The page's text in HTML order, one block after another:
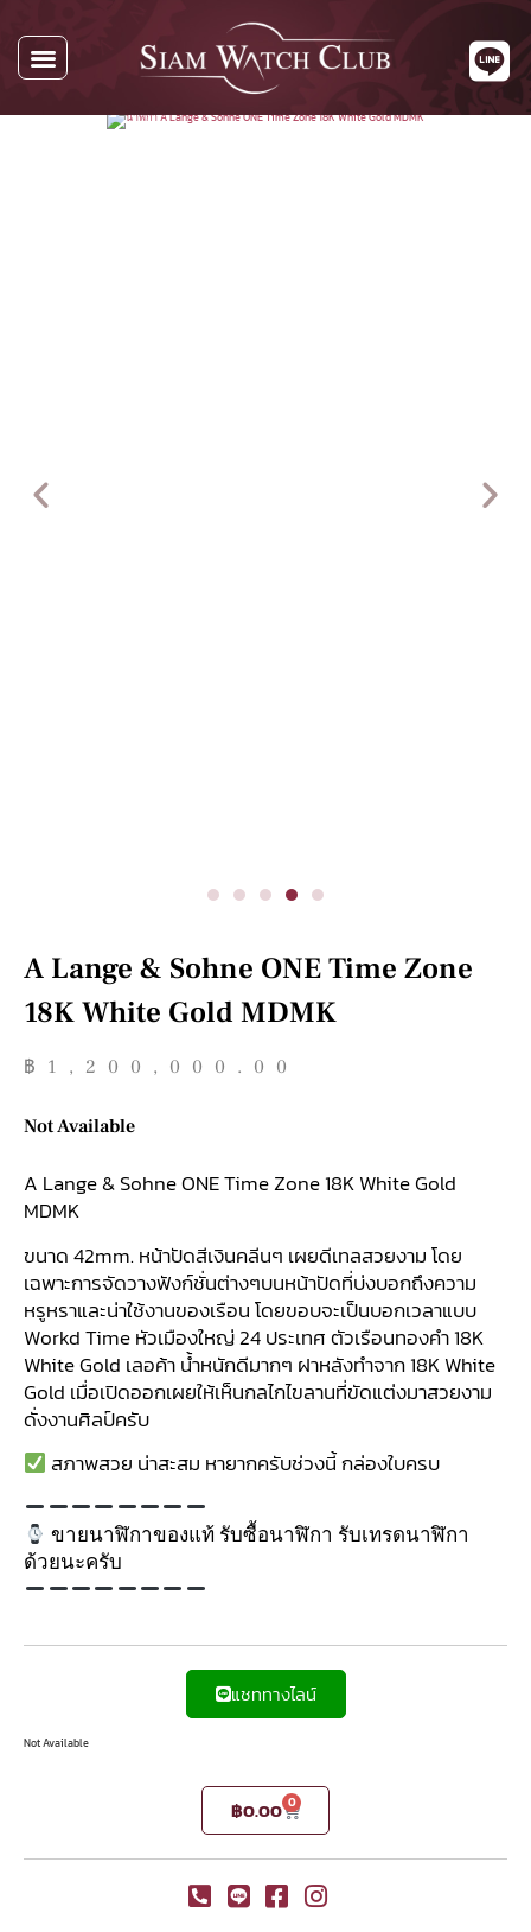
A Lange & Sohne ONE Time Zone
18K White Gold MDMK
฿ 1,200,000.00
Not Available
A Lange & Sohne ONE Time Zone 18K White Gold
MDMK
ขนาด 42mm. หน้าปัดสีเงินคลีนๆ เผยดีเทลสวยงาม โดย
เฉพาะการจัดวางฟังก์ชั่นต่างๆบนหน้าปัดที่บ่งบอกถึงความ
หรูหราและน่าใช้งานของเรือน โดยขอบจะเป็นบอกเวลาแบบ
Workd Time หัวเมืองใหญ่ 24 ประเทศ ตัวเรือนทองคำ 18K
White Gold เลอค้า น้ำหนักดีมากๆ ฝาหลังทำจาก 18K White
Gold เมื่อเปิดออกเผยให้เห็นกลไกไขลานที่ขัดแต่งมาสวยงาม
ดั่งงานศิลป์ครับ
สภาพสวย น่าสะสม หายากครับช่วงนี้ กล่องใบครบ
ขายนาฬิกาของแท้ รับซื้อนาฬิกา รับเทรดนาฬิกา
ด้วยนะครับ
แชททางไลน์
Not Available
฿0.00 0